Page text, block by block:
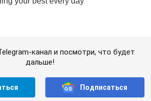
канал и посмотри, что будет
дальше!
Подписаться